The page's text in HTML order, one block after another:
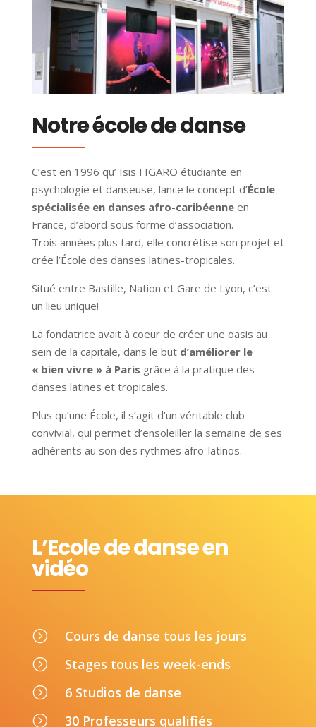
Notre école de danse
C’est en 1996 qu’ Isis FIGARO étudiante en
psychologie et danseuse, lance le concept d’École
spécialisée en danses afro-caribéenneen
France, d’abord sous forme d’association.
Trois années plus tard, elle concrétise son projet et
crée l’École des danses latines-tropicales.
Situé entre Bastille, Nation et Gare de Lyon, c’est
un lieu unique!
La fondatrice avait à coeur de créer une oasis au
sein de la capitale, dans le butd’améliorer le
« bien vivre » à Paris grâce à la pratique des
danses latines et tropicales.
Plus qu’une École, il s’agit d’un véritable club
convivial, qui permet d’ensoleiller la semaine de ses
adhérents au son des rythmes afro-latinos.
L’Ecole de danse en
vidéo
= Cours de danse tous les jours
= Stages tous les week-ends
= 6 Studios de danse
= 30 Professeurs qualifiés